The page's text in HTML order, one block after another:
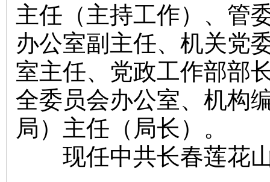
主任（主持工作）、管
办公室副主任、机关党
室主任、党政工作部部
全委员会办公室、机构
局）主任（局长）。
现任中共长春莲花山